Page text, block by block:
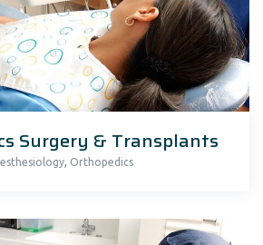
Surgery & Transplants
, Orthopedics